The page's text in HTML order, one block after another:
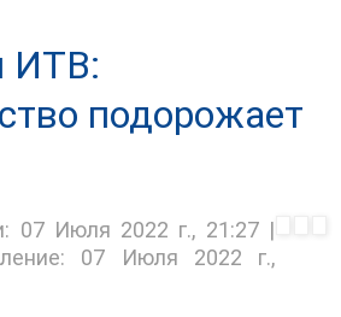
ИТВ:
подорожает
07 Июля 2022 г., 21:27|
07 Июля 2022 г.,